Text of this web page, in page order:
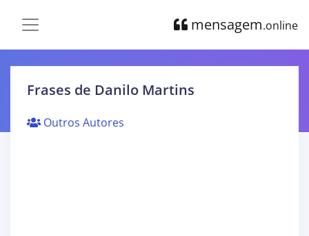
mensagem.online
Frases de Danilo Martins
Outros Autores